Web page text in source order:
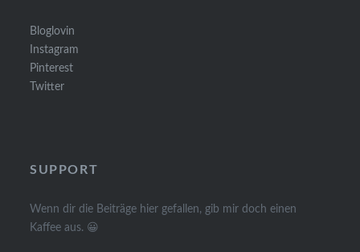
Bloglovin
Instagram
Pinterest
Twitter
SUPPORT
Wenn dir die Beiträge hier gefallen, gib mir doch einen
Kaffee aus. 😀